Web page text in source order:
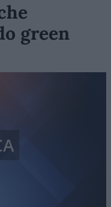
green